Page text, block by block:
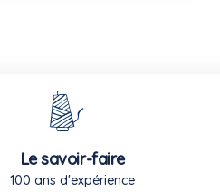
Le savoir-faire
100 ans d'expérience